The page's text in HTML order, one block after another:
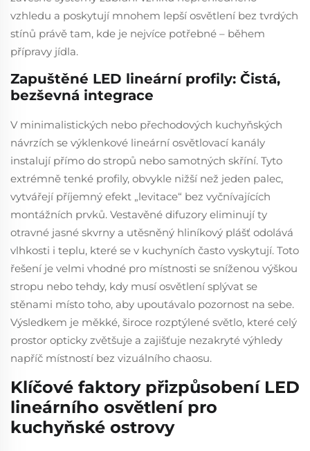
vzhledu a poskytují mnohem lepší osvětlení bez tvrdých
stínů právě tam, kde je nejvíce potřebné – během
přípravy jídla.
Zapuštěné LED lineární profily: Čistá,
bezševná integrace
V minimalistických nebo přechodových kuchyňských
návrzích se výklenkové lineární osvětlovací kanály
instalují přímo do stropů nebo samotných skříní. Tyto
extrémně tenké profily, obvykle nižší než jeden palec,
vytvářejí příjemný efekt „levitace“ bez vyčnívajících
montážních prvků. Vestavěné difuzory eliminují ty
otravné jasné skvrny a utěsněný hliníkový plášť odolává
vlhkosti i teplu, které se v kuchyních často vyskytují. Toto
řešení je velmi vhodné pro místnosti se sníženou výškou
stropu nebo tehdy, kdy musí osvětlení splývat se
stěnami místo toho, aby upoutávalo pozornost na sebe.
Výsledkem je měkké, široce rozptýlené světlo, které celý
prostor opticky zvětšuje a zajišťuje nezakryté výhledy
napříč místností bez vizuálního chaosu.
Klíčové faktory přizpůsobení LED
lineárního osvětlení pro
kuchyňské ostrovy